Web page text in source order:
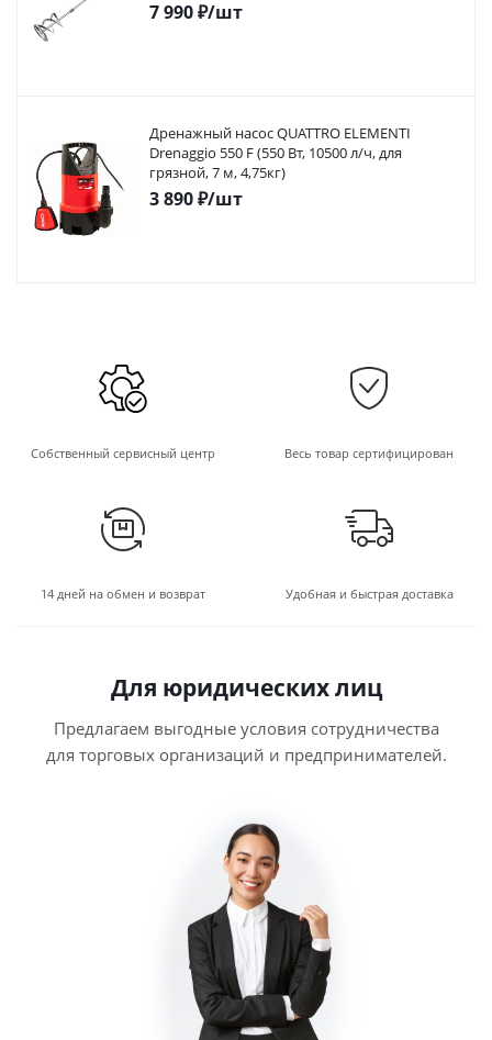
7 990₽/шт
Дренажный насос QUATTRO ELEMENTI
Drenaggio 550 F (550 Вт, 10500 л/ч, для
грязной, 7 м, 4,75кг)
3 890₽/шт
Собственный сервисный центр Весь товар сертифицирован
14 дней на обмен и возврат Удобная и быстрая доставка
Для юридических лиц
Предлагаем выгодные условия сотрудничества
для торговых организаций и предпринимателей.